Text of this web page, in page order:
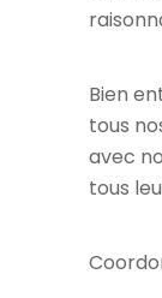
Bien
tous
avec
tous